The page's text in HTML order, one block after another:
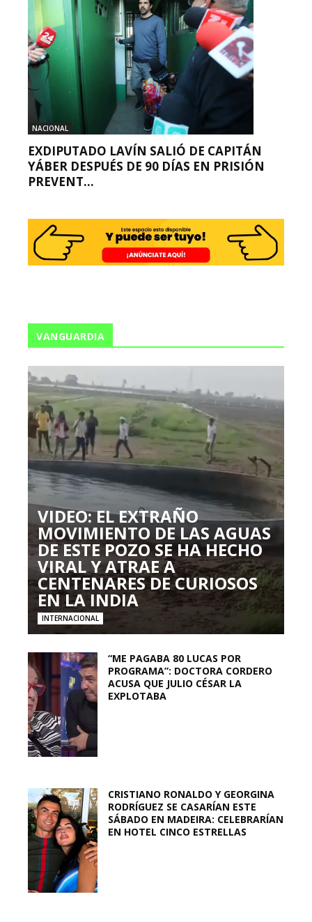
NACIONAL
EXDIPUTADO LAVÍN SALIÓ DE CAPITÁN
YÁBER DESPUÉS DE 90 DÍAS EN PRISIÓN
PREVENT...
VANGUARDIA
VIDEO: EL EXTRAÑO
MOVIMIENTO DE LAS AGUAS
DE ESTE POZO SE HA HECHO
VIRAL Y ATRAE A
CENTENARES DE CURIOSOS
EN LA INDIA
INTERNACIONAL
“ME PAGABA 80 LUCAS POR
PROGRAMA”: DOCTORA CORDERO
ACUSA QUE JULIO CÉSAR LA
EXPLOTABA
CRISTIANO RONALDO Y GEORGINA
RODRÍGUEZ SE CASARÍAN ESTE
SÁBADO EN MADEIRA: CELEBRARÍAN
EN HOTEL CINCO ESTRELLAS